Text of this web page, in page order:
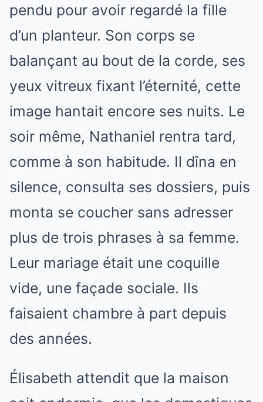
pendu pour avoir regardé la fille
d’un planteur. Son corps se
balançant au bout de la corde, ses
yeux vitreux fixant l’éternité, cette
image hantait encore ses nuits. Le
soir même, Nathaniel rentra tard,
comme à son habitude. Il dîna en
silence, consulta ses dossiers, puis
monta se coucher sans adresser
plus de trois phrases à sa femme.
Leur mariage était une coquille
vide, une façade sociale. Ils
faisaient chambre à part depuis
des années.
Élisabeth attendit que la maison